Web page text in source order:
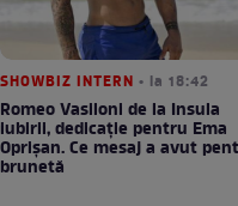
SHOWBIZ INTERN • la 18:42
Romeo Vasiloni de la Insula
iubirii, dedicație pentru Ema
Oprișan. Ce mesaj a avut
brunetă